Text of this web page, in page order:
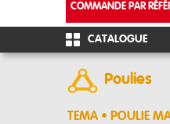
COMMANDE PAR
CATALOGUE
Poulies
TEMA • POULIE